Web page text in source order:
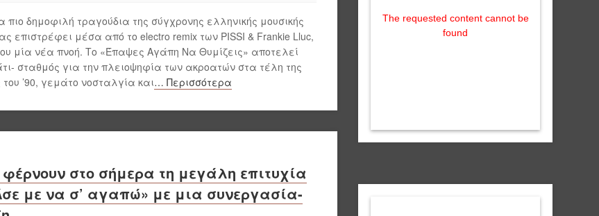
πιο δημοφιλή τραγούδια της σύγχρονης ελληνικής μουσικής
επιστρέφει μέσα από το electro remix των PISSI & Frankie Lluc,
μία νέα πνοή. Το «Έπαψες Αγάπη Να Θυμίζεις» αποτελεί
σταθμός για την πλειοψηφία των ακροατών στα τέλη της
του ’90, γεμάτο νοσταλγία και… Περισσότερα
φέρνουν στο σήμερα τη μεγάλη επιτυχία
με να σ’ αγαπώ» με μια συνεργασία-
The requested content cannot be
found